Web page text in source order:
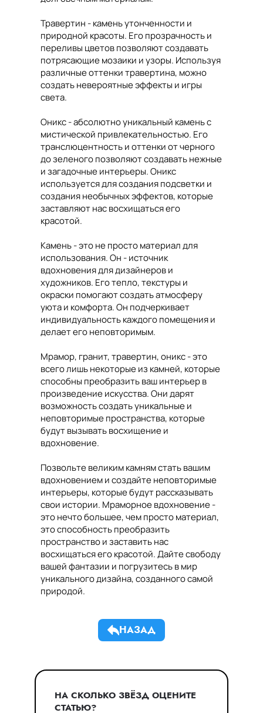
Травертин - камень утонченности и
природной красоты. Его прозрачность и
переливы цветов позволяют создавать
потрясающие мозаики и узоры. Используя
различные оттенки травертина, можно
создать невероятные эффекты и игры
света.
Оникс - абсолютно уникальный камень с
мистической привлекательностью. Его
транслюцентность и оттенки от черного
до зеленого позволяют создавать нежные
и загадочные интерьеры. Оникс
используется для создания подсветки и
создания необычных эффектов, которые
заставляют нас восхищаться его
красотой.
Камень - это не просто материал для
использования. Он - источник
вдохновения для дизайнеров и
художников. Его тепло, текстуры и
окраски помогают создать атмосферу
уюта и комфорта. Он подчеркивает
индивидуальность каждого помещения и
делает его неповторимым.
Мрамор, гранит, травертин, оникс - это
всего лишь некоторые из камней, которые
способны преобразить ваш интерьер в
произведение искусства. Они дарят
возможность создать уникальные и
неповторимые пространства, которые
будут вызывать восхищение и
вдохновение.
Позвольте великим камням стать вашим
вдохновением и создайте неповторимые
интерьеры, которые будут рассказывать
свои истории. Мраморное вдохновение -
это нечто большее, чем просто материал,
это способность преобразить
пространство и заставить нас
восхищаться его красотой. Дайте свободу
вашей фантазии и погрузитесь в мир
уникального дизайна, созданного самой
природой.
НАЗАД
НА СКОЛЬКО ЗВЁЗД ОЦЕНИТЕ
СТАТЬЮ?